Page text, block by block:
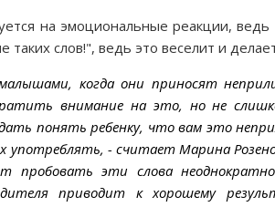
на эмоциональные реакции,
слов!", ведь это веселит и
когда они приносят
внимание на это, но не
понять ребенку, что вам это
употреблять, - считает Марина
пробовать эти слова
приводит к хорошему